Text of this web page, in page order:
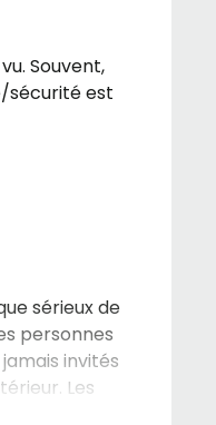
Souvent,
sécurité est
sérieux de
personnes
invités
Les